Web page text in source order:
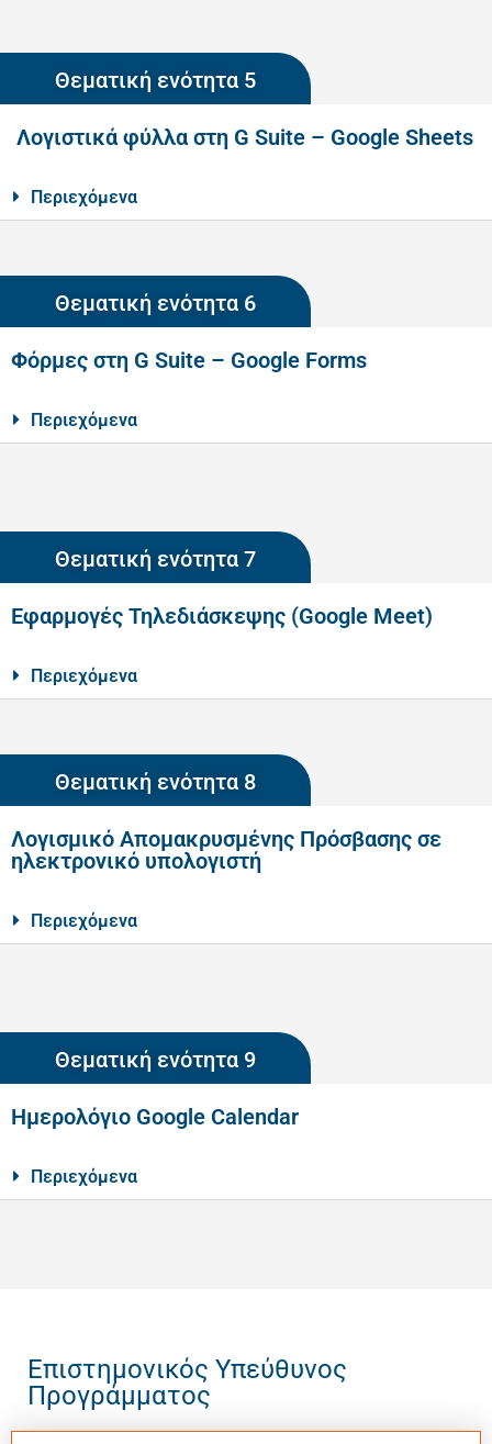
Θεματική ενότητα 5
Λογιστικά φύλλα στη G Suite – Google Sheets
Περιεχόμενα
Θεματική ενότητα 6
Φόρμες στη G Suite – Google Forms
Περιεχόμενα
Θεματική ενότητα 7
Εφαρμογές Τηλεδιάσκεψης (Google Meet)
Περιεχόμενα
Θεματική ενότητα 8
Λογισμικό Απομακρυσμένης Πρόσβασης σε
ηλεκτρονικό υπολογιστή
Περιεχόμενα
Θεματική ενότητα 9
Ημερολόγιο Google Calendar
Περιεχόμενα
Επιστημονικός Υπεύθυνος
Προγράμματος